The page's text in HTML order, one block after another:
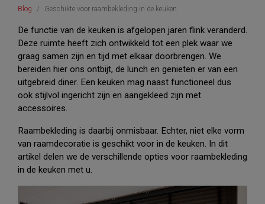
Blog Geschikte voor raambekleding in de keuken
De functie van de keuken is afgelopen jaren flink veranderd.
Deze ruimte heeft zich ontwikkeld tot een plek waar we
graag samen zijn en tijd met elkaar doorbrengen. We
bereiden hier ons ontbijt, de lunch en genieten er van een
uitgebreid diner. Een keuken mag naast functioneel dus
ook stijlvol ingericht zijn en aangekleed zijn met
accessoires.
Raambekleding is daarbij onmisbaar. Echter, niet elke vorm
van raamdecoratie is geschikt voor in de keuken. In dit
artikel delen we de verschillende opties voor raambekleding
in de keuken met u.